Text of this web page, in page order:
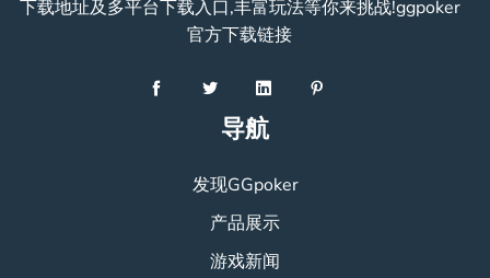
下载地址及多平台下载入口,丰富玩法等你来挑战!ggpoker
官方下载链接
导航
发现GGpoker
产品展示
游戏新闻